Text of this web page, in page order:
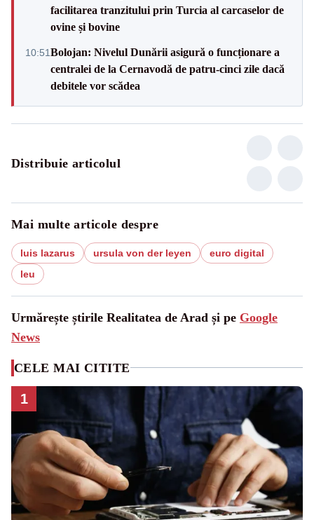
facilitarea tranzitului prin Turcia al carcaselor de
ovine și bovine
10:51Bolojan: Nivelul Dunării asigură o funcționare a
centralei de la Cernavodă de patru-cinci zile dacă
debitele vor scădea
Distribuie articolul
Mai multe articole despre
luis lazarus ursula von der leyen
euro digital
leu
Urmărește știrile Realitatea de Arad și pe Google
News
CELE MAI CITITE
1